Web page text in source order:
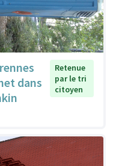
dans
Retenue
par le tri
citoyen